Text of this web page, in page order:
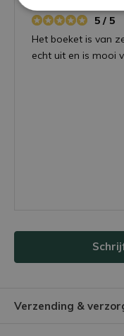
5 / 5
Het boeket is van
echt uit en is mooi
Verzending &